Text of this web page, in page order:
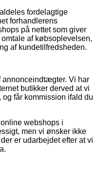
fordelagtige
forhandlerens
på nettet som giver
af købsoplevelsen,
af kundetilfredsheden.
annonceindtægter. Vi har
butikker derved at vi
får kommission ifald du
webshops i
men vi ønsker ikke
er udarbejdet efter at vi